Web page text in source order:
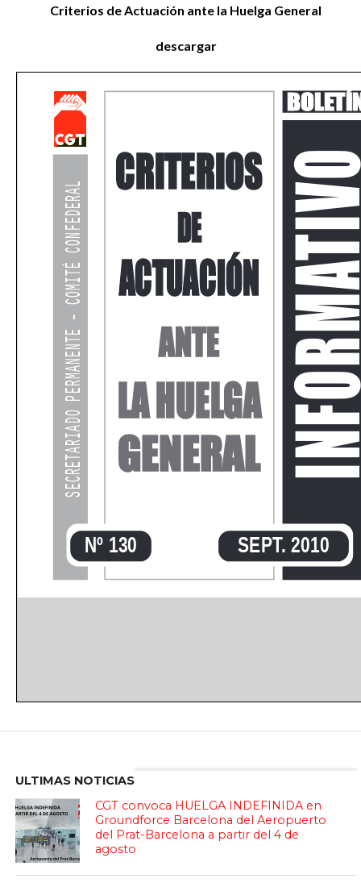
Criterios de Actuación ante la Huelga General
descargar
ULTIMAS NOTICIAS
CGT convoca HUELGA INDEFINIDA en
Groundforce Barcelona del Aeropuerto
del Prat-Barcelona a partir del 4 de
agosto